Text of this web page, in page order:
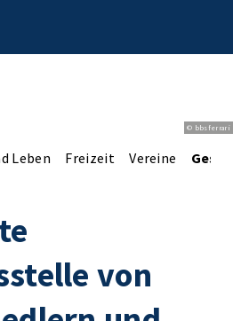
© bbsferrari
Leben Freizeit Vereine
von